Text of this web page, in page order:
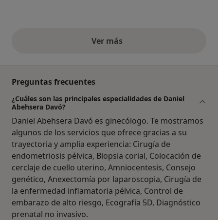
Ver másopiniones anteriores
Preguntas frecuentes
¿Cuáles son las principales especialidades de Daniel
Abehsera Davó?
Daniel Abehsera Davó es ginecólogo. Te mostramos
algunos de los servicios que ofrece gracias a su
trayectoria y amplia experiencia: Cirugía de
endometriosis pélvica, Biopsia corial, Colocación de
cerclaje de cuello uterino, Amniocentesis, Consejo
genético, Anexectomía por laparoscopia, Cirugía de
la enfermedad inflamatoria pélvica, Control de
embarazo de alto riesgo, Ecografía 5D, Diagnóstico
prenatal no invasivo.